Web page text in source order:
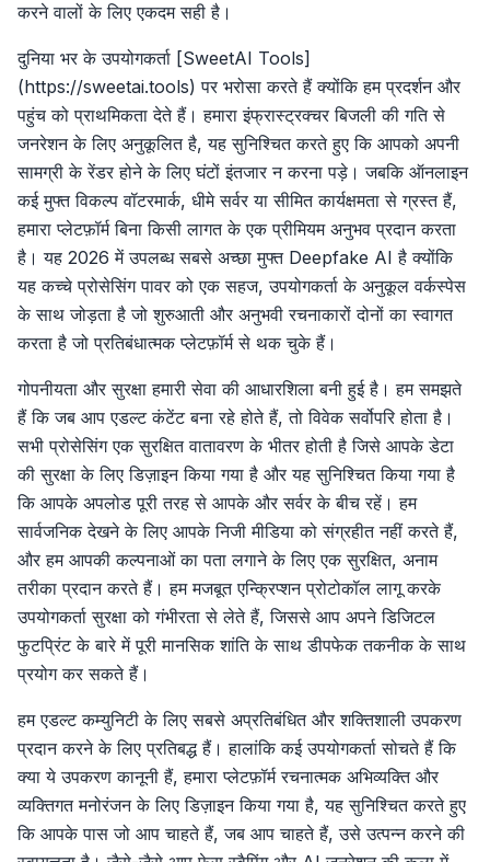
करने वालों के लिए एकदम सही है।
दुनिया भर के उपयोगकर्ता [SweetAI Tools]
(https://sweetai.tools) पर भरोसा करते हैं क्योंकि हम प्रदर्शन और
पहुंच को प्राथमिकता देते हैं। हमारा इंफ्रास्ट्रक्चर बिजली की गति से
जनरेशन के लिए अनुकूलित है, यह सुनिश्चित करते हुए कि आपको अपनी
सामग्री के रेंडर होने के लिए घंटों इंतजार न करना पड़े। जबकि ऑनलाइन
कई मुफ्त विकल्प वॉटरमार्क, धीमे सर्वर या सीमित कार्यक्षमता से ग्रस्त हैं,
हमारा प्लेटफ़ॉर्म बिना किसी लागत के एक प्रीमियम अनुभव प्रदान करता
है। यह 2026 में उपलब्ध सबसे अच्छा मुफ्त Deepfake AI है क्योंकि
यह कच्चे प्रोसेसिंग पावर को एक सहज, उपयोगकर्ता के अनुकूल वर्कस्पेस
के साथ जोड़ता है जो शुरुआती और अनुभवी रचनाकारों दोनों का स्वागत
करता है जो प्रतिबंधात्मक प्लेटफ़ॉर्म से थक चुके हैं।
गोपनीयता और सुरक्षा हमारी सेवा की आधारशिला बनी हुई है। हम समझते
हैं कि जब आप एडल्ट कंटेंट बना रहे होते हैं, तो विवेक सर्वोपरि होता है।
सभी प्रोसेसिंग एक सुरक्षित वातावरण के भीतर होती है जिसे आपके डेटा
की सुरक्षा के लिए डिज़ाइन किया गया है और यह सुनिश्चित किया गया है
कि आपके अपलोड पूरी तरह से आपके और सर्वर के बीच रहें। हम
सार्वजनिक देखने के लिए आपके निजी मीडिया को संग्रहीत नहीं करते हैं,
और हम आपकी कल्पनाओं का पता लगाने के लिए एक सुरक्षित, अनाम
तरीका प्रदान करते हैं। हम मजबूत एन्क्रिप्शन प्रोटोकॉल लागू करके
उपयोगकर्ता सुरक्षा को गंभीरता से लेते हैं, जिससे आप अपने डिजिटल
फुटप्रिंट के बारे में पूरी मानसिक शांति के साथ डीपफेक तकनीक के साथ
प्रयोग कर सकते हैं।
हम एडल्ट कम्युनिटी के लिए सबसे अप्रतिबंधित और शक्तिशाली उपकरण
प्रदान करने के लिए प्रतिबद्ध हैं। हालांकि कई उपयोगकर्ता सोचते हैं कि
क्या ये उपकरण कानूनी हैं, हमारा प्लेटफ़ॉर्म रचनात्मक अभिव्यक्ति और
व्यक्तिगत मनोरंजन के लिए डिज़ाइन किया गया है, यह सुनिश्चित करते हुए
कि आपके पास जो आप चाहते हैं, जब आप चाहते हैं, उसे उत्पन्न करने की